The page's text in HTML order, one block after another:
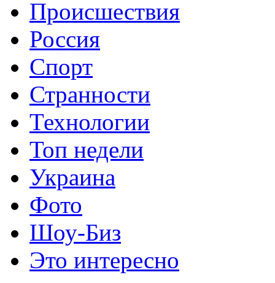
Происшествия
Россия
Спорт
Странности
Технологии
Топ недели
Украина
Фото
Шоу-Биз
Это интересно